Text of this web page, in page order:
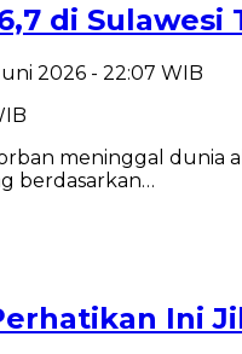
di
2026 - 22:07 WIB
meninggal dunia
berdasarkan…
Ini